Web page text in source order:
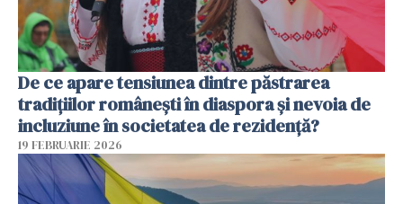
De ce apare tensiunea dintre păstrarea
tradițiilor românești în diaspora și nevoia de
incluziune în societatea de rezidență?
19 FEBRUARIE 2026